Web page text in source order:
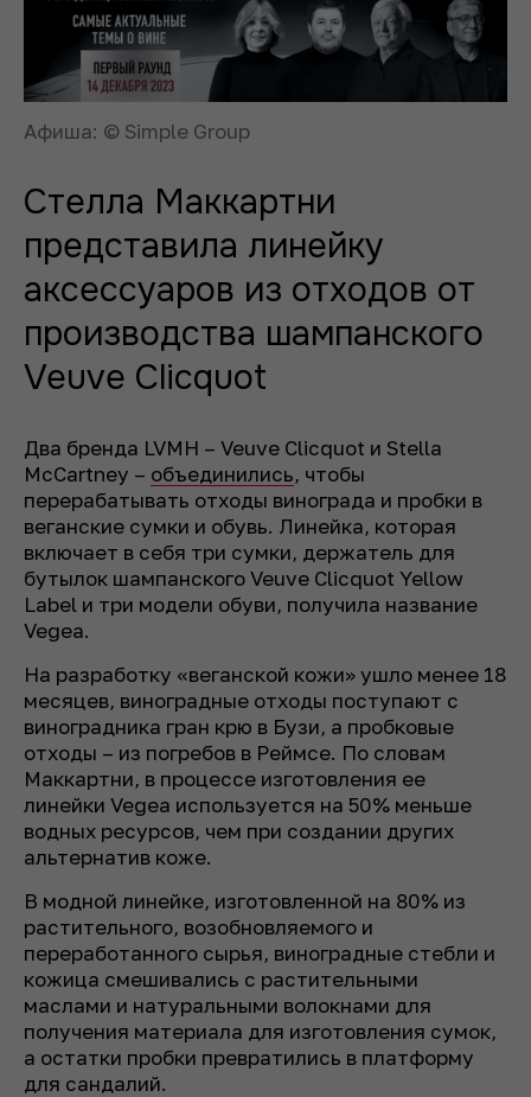
Афиша: © Simple Group
Стелла Маккартни
представила линейку
аксессуаров из отходов от
производства шампанского
Veuve Clicquot
Два бренда LVMH – Veuve Clicquot и Stella
McCartney – объединились, чтобы
перерабатывать отходы винограда и пробки в
веганские сумки и обувь. Линейка, которая
включает в себя три сумки, держатель для
бутылок шампанского Veuve Clicquot Yellow
Label и три модели обуви, получила название
Vegea.
На разработку «веганской кожи» ушло менее 18
месяцев, виноградные отходы поступают с
виноградника гран крю в Бузи, а пробковые
отходы – из погребов в Реймсе. По словам
Маккартни, в процессе изготовления ее
линейки Vegea используется на 50% меньше
водных ресурсов, чем при создании других
альтернатив коже.
В модной линейке, изготовленной на 80% из
растительного, возобновляемого и
переработанного сырья, виноградные стебли и
кожица смешивались с растительными
маслами и натуральными волокнами для
получения материала для изготовления сумок,
а остатки пробки превратились в платформу
для сандалий.